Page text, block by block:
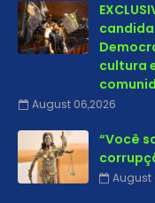
cultura
August 06,2026
“Você
August